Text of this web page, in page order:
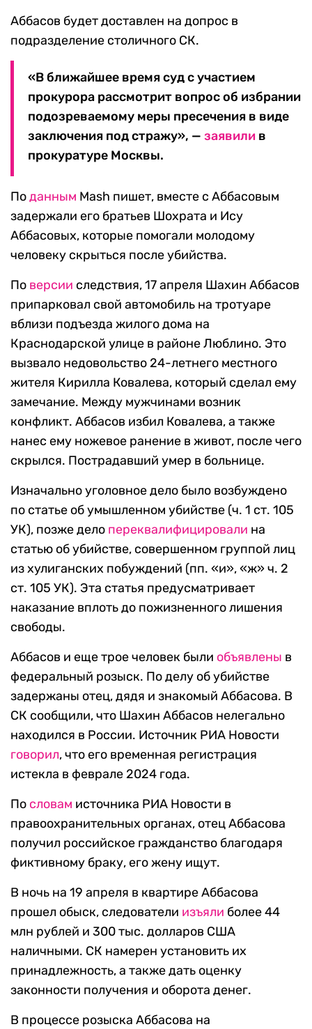
Аббасов будет доставлен на допрос в
подразделение столичного СК.
«В ближайшее время суд с участием
прокурора рассмотрит вопрос об избрании
подозреваемому меры пресечения в виде
заключения под стражу», — заявили в
прокуратуре Москвы.
Поданным Mash пишет, вместе с Аббасовым
задержали его братьев Шохрата и Ису
Аббасовых, которые помогали молодому
человеку скрыться после убийства.
По версии следствия, 17 апреля Шахин Аббасов
припарковал свой автомобиль на тротуаре
вблизи подъезда жилого дома на
Краснодарской улице в районе Люблино. Это
вызвало недовольство 24-летнего местного
жителя Кирилла Ковалева, который сделал ему
замечание. Между мужчинами возник
конфликт. Аббасов избил Ковалева, а также
нанес ему ножевое ранение в живот, после чего
скрылся. Пострадавший умер в больнице.
Изначально уголовное дело было возбуждено
по статье об умышленном убийстве (ч. 1 ст. 105
УК), позже дело переквалифицировали на
статью об убийстве, совершенном группой лиц
из хулиганских побуждений (пп. «и», «ж» ч. 2
ст. 105 УК). Эта статья предусматривает
наказание вплоть до пожизненного лишения
свободы.
Аббасов и еще трое человек были объявлены в
федеральный розыск. По делу об убийстве
задержаны отец, дядя и знакомый Аббасова. В
СК сообщили, что Шахин Аббасов нелегально
находился в России. Источник РИА Новости
говорил, что его временная регистрация
истекла в феврале 2024 года.
По словам источника РИА Новости в
правоохранительных органах, отец Аббасова
получил российское гражданство благодаря
фиктивному браку, его жену ищут.
В ночь на 19 апреля в квартире Аббасова
прошел обыск, следователи изъяли более 44
млн рублей и 300 тыс. долларов США
наличными. СК намерен установить их
принадлежность, а также дать оценку
законности получения и оборота денег.
В процессе розыска Аббасова на